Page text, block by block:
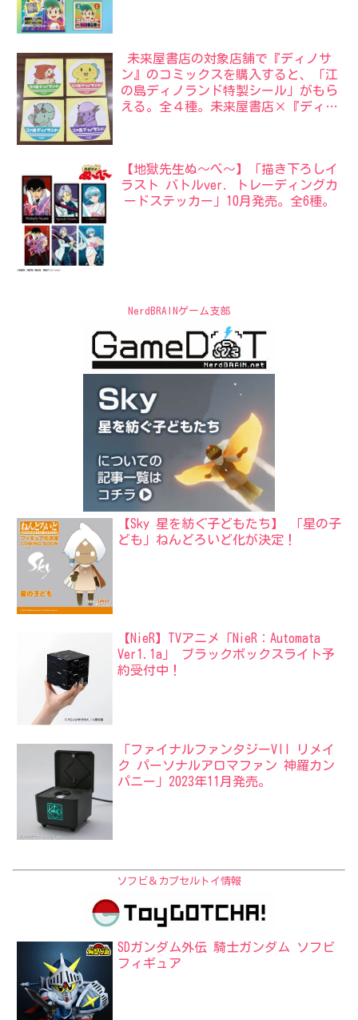
未来屋書店の対象店舗で『ディノサ
ン』のコミックスを購入すると、「江
の島ディノランド特製シール」がもら
える。全４種。未来屋書店×『ディノ
【地獄先生ぬ〜べ〜】「描き下ろしイ
ラスト バトルver. トレーディングカ
ードステッカー」10月発売。全6種。
NerdBRAINゲーム支部
【Sky 星を紡ぐ子どもたち】 「星の子
ども」ねんどろいど化が決定！
【NieR】TVアニメ「NieR：Automata
Ver1.1a」 ブラックボックスライト予
約受付中！
「ファイナルファンタジーVII リメイ
ク パーソナルアロマファン 神羅カン
パニー」2023年11月発売。
ソフビ＆カプセルトイ情報
SDガンダム外伝 騎士ガンダム ソフビ
フィギュア